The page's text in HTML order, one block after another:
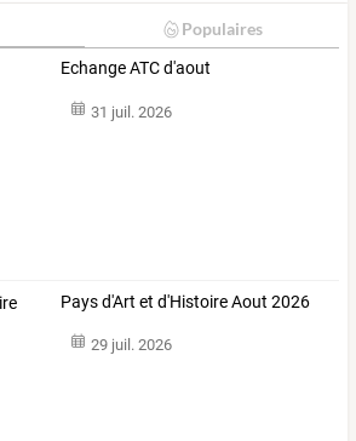
Populaires
Echange ATC d'aout
31 juil. 2026
Pays d'Art et d'Histoire Aout 2026
29 juil. 2026